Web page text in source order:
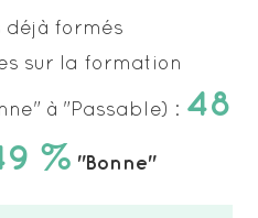
déjà formés
sur la formation
à "Passable) : 48
% "Bonne"